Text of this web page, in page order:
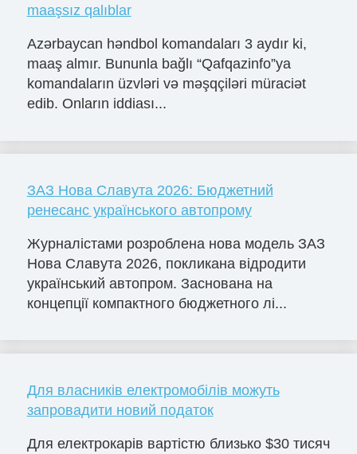
maaşsız qalıblar
Azərbaycan həndbol komandaları 3 aydır ki,
maaş almır. Bununla bağlı “Qafqazinfo”ya
komandaların üzvləri və məşqçiləri müraciət
edib. Onların iddiası...
ЗАЗ Нова Славута 2026: Бюджетний
ренесанс українського автопрому
Журналістами розроблена нова модель ЗАЗ
Нова Славута 2026, покликана відродити
український автопром. Заснована на
концепції компактного бюджетного лі...
Для власників електромобілів можуть
запровадити новий податок
Для електрокарів вартістю близько $30 тисяч